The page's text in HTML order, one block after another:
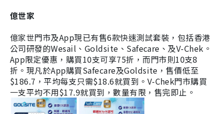
億世家
億家世門市及App現已有售6款快速測試套裝，包括香港
公司研發的Wesail、Goldsite、Safecare、及V-Chek。
App限定優惠，購買10支可享75折，而門市則10支8
折。現凡於App購買Safecare及Goldsite，售價低至
$186.7，平均每支只需$18.6就買到。V-Chek門市購買
一支平均不用$17.9就買到，數量有限，售完即止。